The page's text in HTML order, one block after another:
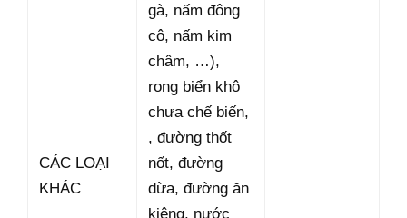
CÁC LOẠI
KHÁC
gà, nấm đông
cô, nấm kim
châm, …),
rong biển khô
chưa chế biến,
, đường thốt
nốt, đường
dừa, đường ăn
kiêng, nước